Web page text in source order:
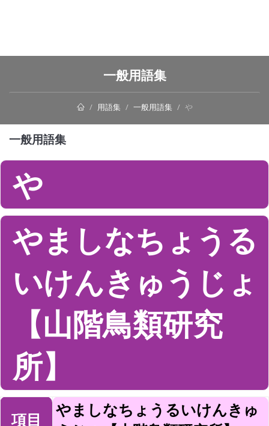
一般用語集
用語集 一般用語集 や
一般用語集
や
やましなちょうる
いけんきゅうじょ
【山階鳥類研究
所】
項目
やましなちょうるいけんきゅ